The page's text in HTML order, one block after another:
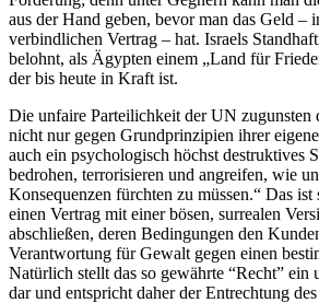
aus der Hand geben, bevor man das Geld –
verbindlichen Vertrag – hat. Israels
belohnt, als Ägypten einem „Land für
der bis heute in Kraft ist.
Die unfaire Parteilichkeit der UN zugunsten
nicht nur gegen Grundprinzipien ihrer
auch ein psychologisch höchst destruktives
bedrohen, terrorisieren und angreifen, wie
Konsequenzen fürchten zu müssen.“ Das ist
einen Vertrag mit einer bösen, surrealen
abschließen, deren Bedingungen den
Verantwortung für Gewalt gegen einen
Natürlich stellt das so gewährte “Recht” ein
dar und entspricht daher der Entrechtung